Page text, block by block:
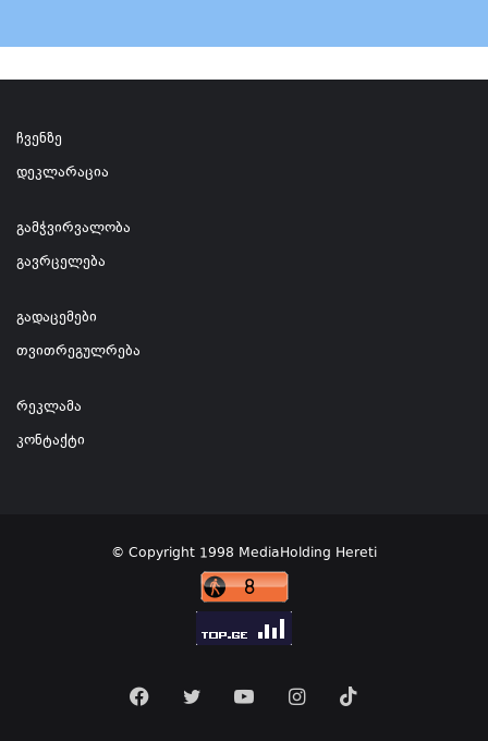
ჩვენზე
დეკლარაცია
გამჭვირვალობა
გავრცელება
გადაცემები
თვითრეგულრება
რეკლამა
კონტაქტი
© Copyright 1998 MediaHolding Hereti
FacebookTwitter YouTubeInstagram